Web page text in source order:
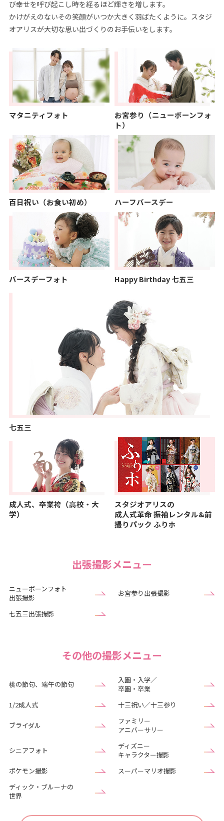
び幸せを呼び起こし時を経るほど輝きを増します。
かけがえのないその笑顔がいつか大きく羽ばたくように。スタジ
オアリスが大切な思い出づくりのお手伝いをします。
マタニティフォト
お宮参り（ニューボーンフォ
ト）
百日祝い（お食い初め） ハーフバースデー
バースデーフォト Happy Birthday 七五三
七五三
成人式、卒業袴（高校・大
学）
スタジオアリスの
成人式革命振袖レンタル&前
撮りパック ふりホ
出張撮影メニュー
ニューボーンフォト
出張撮影
お宮参り出張撮影
七五三出張撮影
その他の撮影メニュー
桃の節句、端午の節句
入園・入学／
卒園・卒業
1/2成人式
十三祝い／十三参り
ブライダル
ファミリー
アニバーサリー
シニアフォト
ディズニー
キャラクター撮影
ポケモン撮影
スーパーマリオ撮影
ディック・ブルーナの
世界